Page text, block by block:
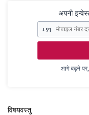
अपनी
+91
आगे बढ़ने
विषयवस्तु